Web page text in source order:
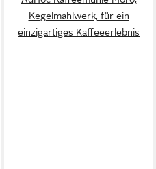
Kegelmahlwerk, für ein
einzigartiges Kaffeeerlebnis